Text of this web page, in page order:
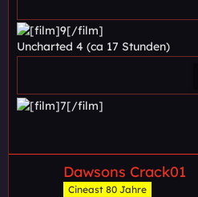
Uncharted 4 (ca 17 Stunden)
Dawsons Crack01
Cineast 80 Jahre